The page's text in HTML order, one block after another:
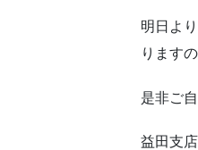
明日よ
ります
是非
益田支